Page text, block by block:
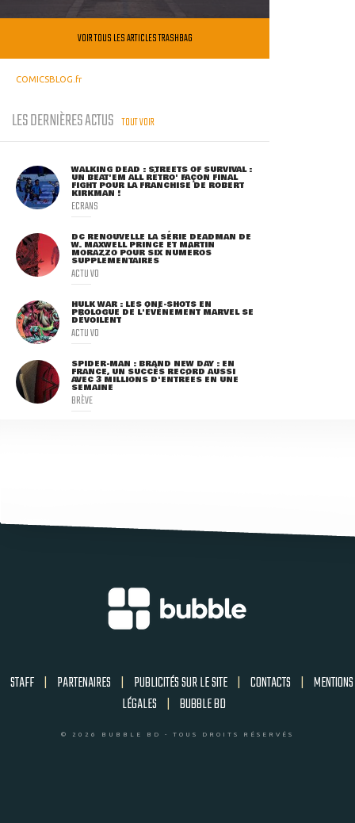
VOIR TOUS LES ARTICLES TRASHBAG
COMICSBLOG.fr
LES DERNIÈRES ACTUS TOUT VOIR
WALKING DEAD : STREETS OF SURVIVAL :
UN BEAT'EM ALL RÉTRO' FAÇON FINAL
FIGHT POUR LA FRANCHISE DE ROBERT
KIRKMAN !
ECRANS
DC RENOUVELLE LA SÉRIE DEADMAN DE
W. MAXWELL PRINCE ET MARTIN
MORAZZO POUR SIX NUMÉROS
SUPPLÉMENTAIRES
ACTU VO
HULK WAR : LES ONE-SHOTS EN
PROLOGUE DE L'ÉVÈNEMENT MARVEL SE
DÉVOILENT
ACTU VO
SPIDER-MAN : BRAND NEW DAY : EN
FRANCE, UN SUCCÈS RECORD AUSSI
AVEC 3 MILLIONS D'ENTRÉES EN UNE
SEMAINE
BRÈVE
STAFF | PARTENAIRES | PUBLICITÉS SUR LE SITE | CONTACTS | MENTIONS
LÉGALES | BUBBLE BD
© 2026 BUBBLE BD - TOUS DROITS RÉSERVÉS